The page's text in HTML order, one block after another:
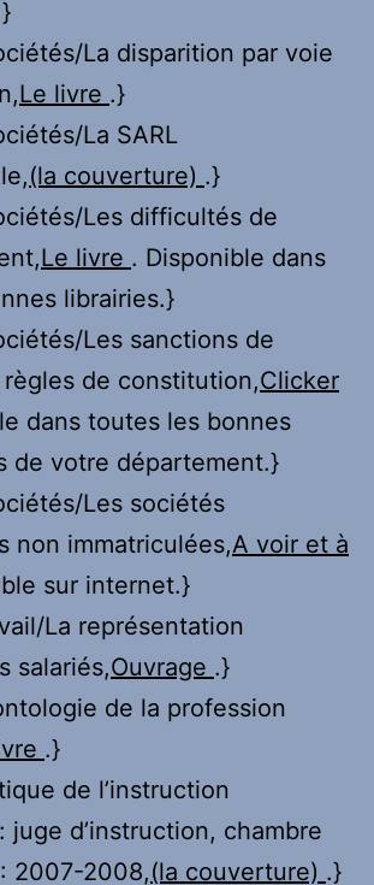
La disparition par voie
Le livre .}
La SARL
(la couverture) .}
Les difficultés de
Le livre . Disponible dans
librairies.}
Les sanctions de
de constitution,Clicker
dans toutes les bonnes
de votre département.}
Les sociétés
non immatriculées,A voir et à
sur internet.}
La représentation
salariés,Ouvrage .}
de la profession
.}
de l’instruction
juge d’instruction, chambre
2007-2008,(la couverture) .}